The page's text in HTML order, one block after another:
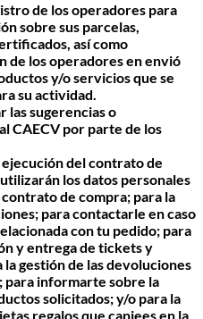
de los operadores para
sobre sus parcelas,
así como
de los operadores en envió
y/o servicios que se
su actividad.
las sugerencias o
CAECV por parte de los
del contrato de
los datos personales
de compra; para la
para contactarle en caso
con tu pedido; para
y entrega de tickets y
gestión de las devoluciones
para informarte sobre la
solicitados; y/o para la
regalos que canjees en la